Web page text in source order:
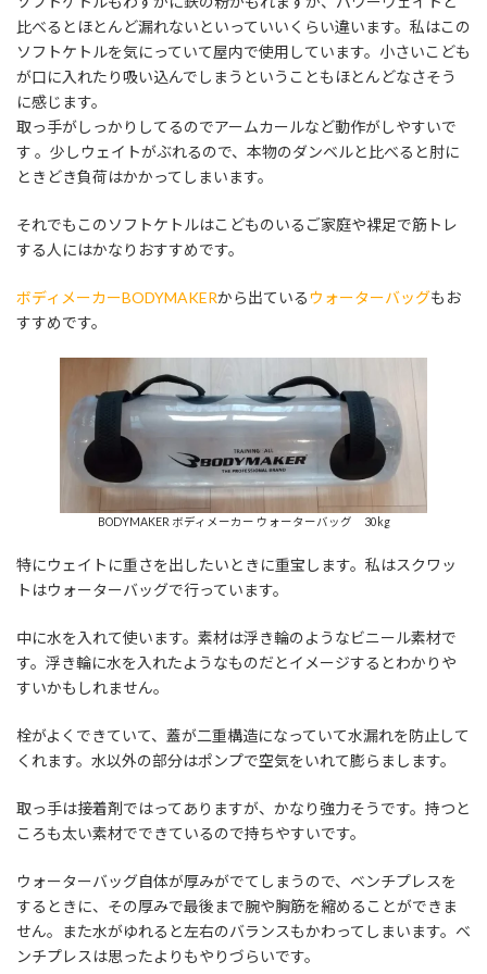
比べるとほとんど漏れないといっていいくらい違います。私はこの
ソフトケトルを気にっていて屋内で使用しています。小さいこども
が口に入れたり吸い込んでしまうということもほとんどなさそう
に感じます。
取っ手がしっかりしてるのでアームカールなど動作がしやすいで
す 。少しウェイトがぶれるので、本物のダンベルと比べると肘に
ときどき負荷はかかってしまいます。
それでもこのソフトケトルはこどものいるご家庭や裸足で筋トレ
する人にはかなりおすすめです。
ボディメーカーBODYMAKERから出ている ウォーターバッグもお
すすめです。
BODYMAKER ボディメーカー ウォーターバッグ 30kg
特にウェイトに重さを出したいときに重宝します。私はスクワッ
トはウォーターバッグで行っています。
中に水を入れて使います。素材は浮き輪のようなビニール素材で
す。浮き輪に水を入れたようなものだとイメージするとわかりや
すいかもしれません。
栓がよくできていて、蓋が二重構造になっていて水漏れを防止して
くれます。水以外の部分はポンプで空気をいれて膨らまします。
取っ手は接着剤ではってありますが、かなり強力そうです。持つと
ころも太い素材でできているので持ちやすいです。
ウォーターバッグ自体が厚みがでてしまうので、ベンチプレスを
するときに、その厚みで最後まで腕や胸筋を縮めることができま
せん。また水がゆれると左右のバランスもかわってしまいます。ベ
ンチプレスは思ったよりもやりづらいです。